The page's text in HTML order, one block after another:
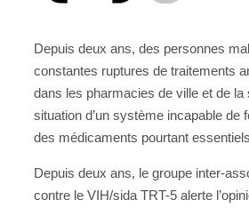
Depuis deux ans, des personnes
constantes ruptures de traitements
dans les pharmacies de ville et de la
situation d’un système incapable de
des médicaments pourtant
Depuis deux ans, le groupe inter-
contre le VIH/sida TRT-5 alerte